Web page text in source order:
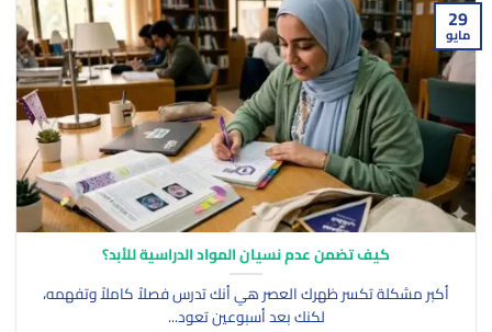
كيف تضمن عدم نسيان المواد الدراسية للأبد؟
أكبر مشكلة تكسر ظهرك العصر هي أنك تدرس فصلاً كاملاً وتفهمه،
لكنك بعد أسبوعين تعود...
29
مايو